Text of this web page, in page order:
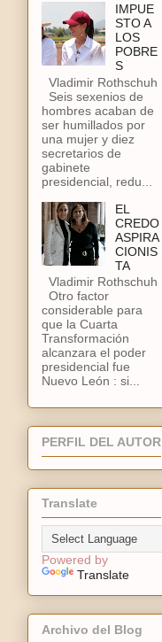
IMPUE
STO A
LOS
POBRE
S
Vladimir Rothschuh
Seis sexenios de
hombres acaban de
ser humillados por
una mujer y diez
secretarios de
gabinete
presidencial, redu...
EL
CREDO
ASPIRA
CIONIS
TA
Vladimir Rothschuh
Otro factor
considerable para
que la Cuarta
Transformación
alcanzara el poder
presidencial fue
Nuevo León : si...
PERFIL DEL AUTOR
Translate
Powered by
Translate
Archivo del Blog